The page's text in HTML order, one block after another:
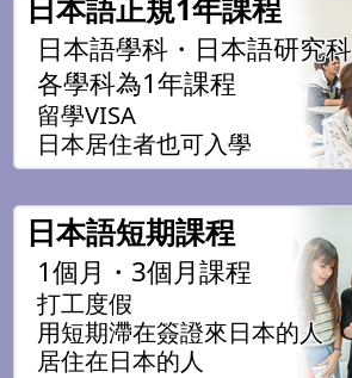
日本語正規1年課程
日本語學科・日本語研究科
各學科為1年課程
留學VISA
日本居住者也可入學
日本語短期課程
1個月・3個月課程
打工度假
用短期滯在簽證來日本的人
居住在日本的人